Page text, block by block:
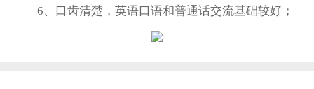
6、口齿清楚，英语口语和普通话交流基础较好；